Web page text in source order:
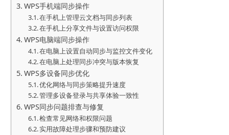
WPS手机端同步操作
在手机上管理云文档与同步列表
在手机上分享文件与设置访问权限
WPS电脑端同步操作
在电脑上设置自动同步与监控文件变化
在电脑上处理同步冲突与版本恢复
WPS多设备同步优化
优化网络与同步策略提升速度
管理多设备登录与共享体验一致性
WPS同步问题排查与修复
检查常见网络和权限问题
实用故障处理步骤和预防建议